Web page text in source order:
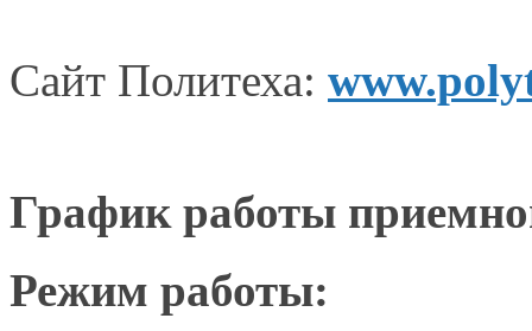
Сайт Политеха:
График работы
Режим работы: